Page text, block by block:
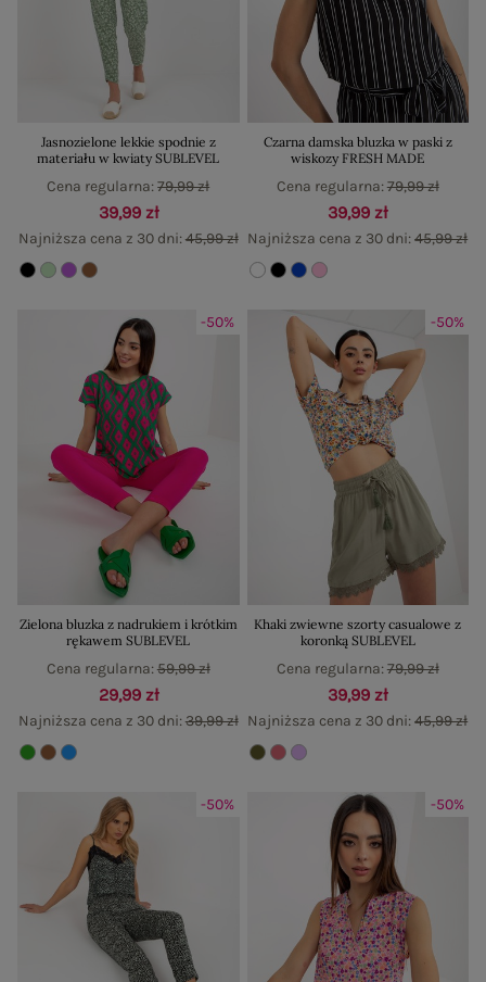
Jasnozielone lekkie spodnie z
materiału w kwiaty SUBLEVEL
39,99 zł
Najniższa cena z 30 dni:45,99 zł
Cena regularna:79,99 zł
Czarna damska bluzka w paski z
wiskozy FRESH MADE
39,99 zł
Najniższa cena z 30 dni:45,99 zł
Cena regularna:79,99 zł
-50%
Zielona bluzka z nadrukiem i krótkim
rękawem SUBLEVEL
29,99 zł
Najniższa cena z 30 dni:39,99 zł
Cena regularna:59,99 zł
-50%
Khaki zwiewne szorty casualowe z
koronką SUBLEVEL
39,99 zł
Najniższa cena z 30 dni:45,99 zł
Cena regularna:79,99 zł
-50% -50%